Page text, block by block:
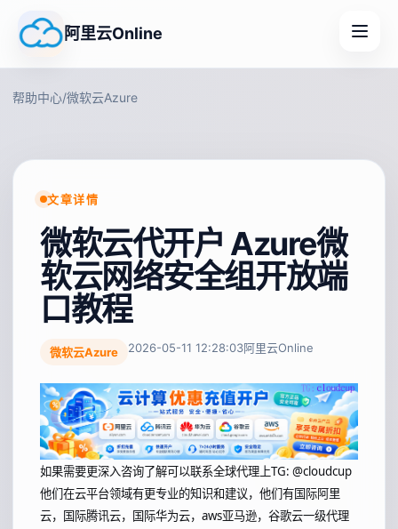
阿里云Online
帮助中心/微软云Azure
文章详情
微软云代开户 Azure微
软云网络安全组开放端
口教程
微软云Azure 2026-05-11 12:28:03阿里云Online
如果需要更深入咨询了解可以联系全球代理上TG: @cloudcup
他们在云平台领域有更专业的知识和建议，他们有国际阿里
云，国际腾讯云，国际华为云，aws亚马逊，谷歌云一级代理